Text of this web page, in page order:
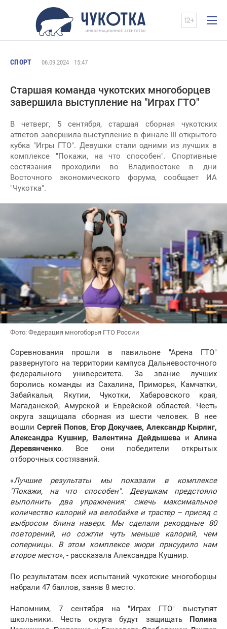
СПОРТ 06.09.2024 15:47
Старшая команда чукотских многоборцев
завершила выступление на "Играх ГТО"
В четверг, 5 сентября, старшая сборная чукотских
атлетов завершила выступление в финале III открытого
кубка "Игры ГТО". Девушки стали одними из лучших в
комплексе "Покажи, на что способен". Спортивные
состязания проходили во Владивостоке в дни
Восточного экономического форума, сообщает ИА
"Чукотка".
Фото: Федерация многоборья ГТО России
Соревнования прошли в павильоне "Арена ГТО"
развернутого на территории кампуса Дальневосточного
федерального университета. За звание лучших
боролись команды из Сахалина, Приморья, Камчатки,
Забайкалья, Якутии, Чукотки, Хабаровского края,
Магаданской, Амурской и Еврейской областей. Честь
округа защищала сборная из шести человек. В нее
вошли Сергей Попов, Егор Докучаев, Александр Кырлиг,
Александра Кушнир, Валентина Дейдышеваи Алина
Деревянченко. Все они победители открытых
отборочных состязаний.
«Лучшие результаты мы показали в комплексе
"Покажи, на что способен". Девушкам предстояло
выполнить два упражнения: сжечь максимальное
количество калорий на велобайке и трастер – присяд с
выбросом блина наверх. Мы сделали рекордные 80
повторений, но сожгли чуть меньше калорий, чем
соперницы. В этом комплексе жюри присудило нам
второе место», - рассказала Александра Кушнир.
По результатам всех испытаний чукотские многоборцы
набрали 47 баллов, заняв 8 место.
Напомним, 7 сентября на "Играх ГТО" выступят
школьники. Честь округа будут защищать Полина